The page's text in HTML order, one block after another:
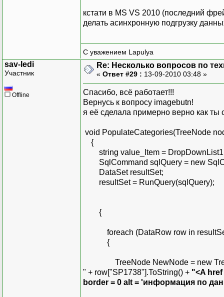
}
void
{
string parentID2 =
foreach (DataRow
{
}
}
кстати в MS VS 2010 (последний
делать асинхронную подгрузку
С уважением Lapulya
sav-ledi
Участник
Offline
Re: Несколько вопросов по
« Ответ #29 : 13-09-2010 03:48 »
Спасибо, всё работает!!!
Вернусь к вопросу imagebutn!
я её сделала примерно верно как ты
void PopulateCategories(TreeNode
{
string value_Item =
SqlCommand sqlQuery = new
DataSet resultSet;
resultSet = RunQuery(sqlQuery);
{
foreach (DataRow row in
{
TreeNode NewNode = new
" + row["SP1738"].ToString() + "<A
border = 0 alt = 'информация по